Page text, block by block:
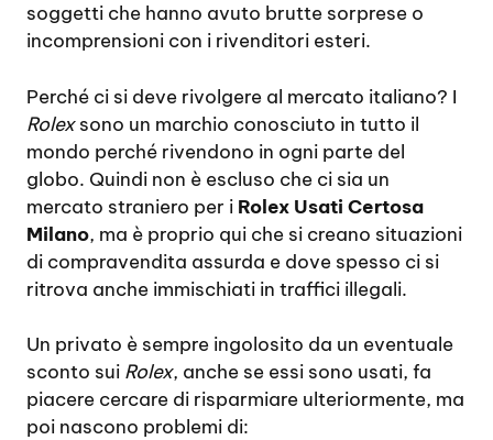
soggetti che hanno avuto brutte sorprese o
incomprensioni con i rivenditori esteri.
Perché ci si deve rivolgere al mercato italiano? I
Rolexsono un marchio conosciuto in tutto il
mondo perché rivendono in ogni parte del
globo. Quindi non è escluso che ci sia un
mercato straniero per i Rolex Usati Certosa
Milano, ma è proprio qui che si creano situazioni
di compravendita assurda e dove spesso ci si
ritrova anche immischiati in traffici illegali.
Un privato è sempre ingolosito da un eventuale
sconto sui Rolex, anche se essi sono usati, fa
piacere cercare di risparmiare ulteriormente, ma
poi nascono problemi di: